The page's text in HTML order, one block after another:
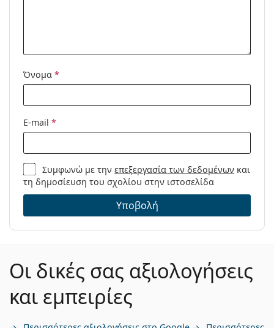
Όνομα *
E-mail *
Συμφωνώ με τηνεπεξεργασία των δεδομένων και
τη δημοσίευση του σχολίου στην ιστοσελίδα
Υποβολή
Οι δικές σας αξιολογήσεις
και εμπειρίες